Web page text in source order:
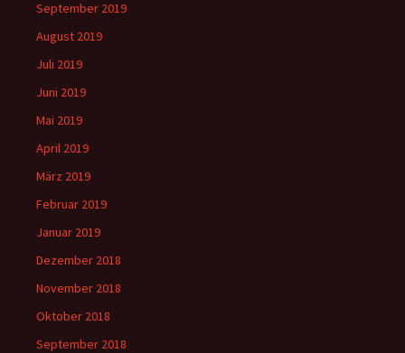
September 2019
August 2019
Juli 2019
Juni 2019
Mai 2019
April 2019
März 2019
Februar 2019
Januar 2019
Dezember 2018
November 2018
Oktober 2018
September 2018